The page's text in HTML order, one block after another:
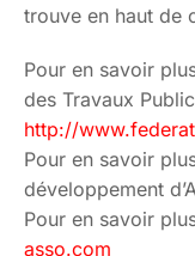
trouve en haut de
Pour en savoir
des Travaux
http://
Pour en savoir
développement
Pour en savoir
asso.com